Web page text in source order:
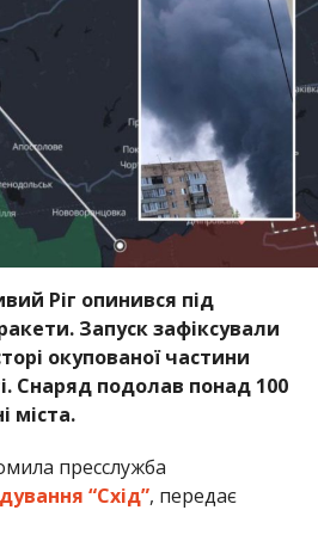
Ріг опинився під
Запуск зафіксували
окупованої частини
Снаряд подолав понад 100
міста.
пресслужба
“Схід”, передає